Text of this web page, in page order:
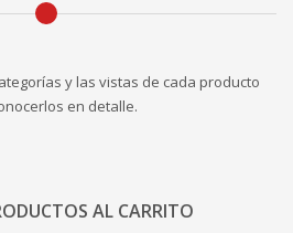
y las vistas de cada producto
en detalle.
AL CARRITO